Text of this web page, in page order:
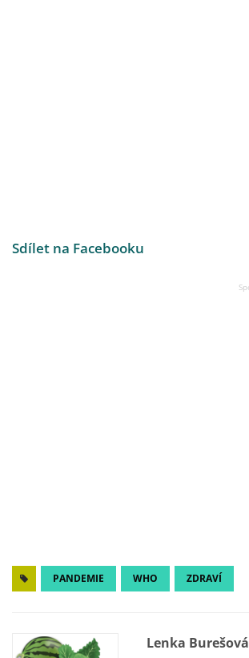
Sdílet na Facebooku
PANDEMIE WHO ZDRAVÍ
Lenka Burešová